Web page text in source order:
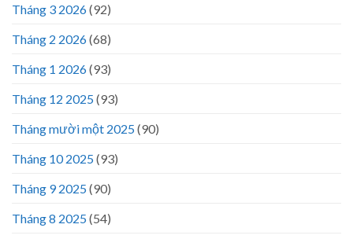
Tháng 3 2026(92)
Tháng 2 2026(68)
Tháng 1 2026(93)
Tháng 12 2025(93)
Tháng mười một 2025(90)
Tháng 10 2025(93)
Tháng 9 2025(90)
Tháng 8 2025(54)